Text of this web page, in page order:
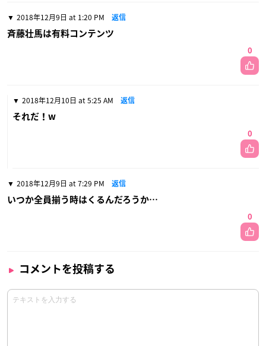
2018年12月9日 at 1:20 PM 返信
斉藤壮馬は有料コンテンツ
0
2018年12月10日 at 5:25 AM 返信
それだ！w
0
2018年12月9日 at 7:29 PM 返信
いつか全員揃う時はくるんだろうか…
0
コメントを投稿する